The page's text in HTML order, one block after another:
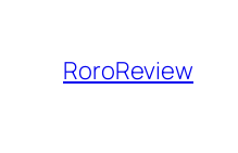
RoroReview